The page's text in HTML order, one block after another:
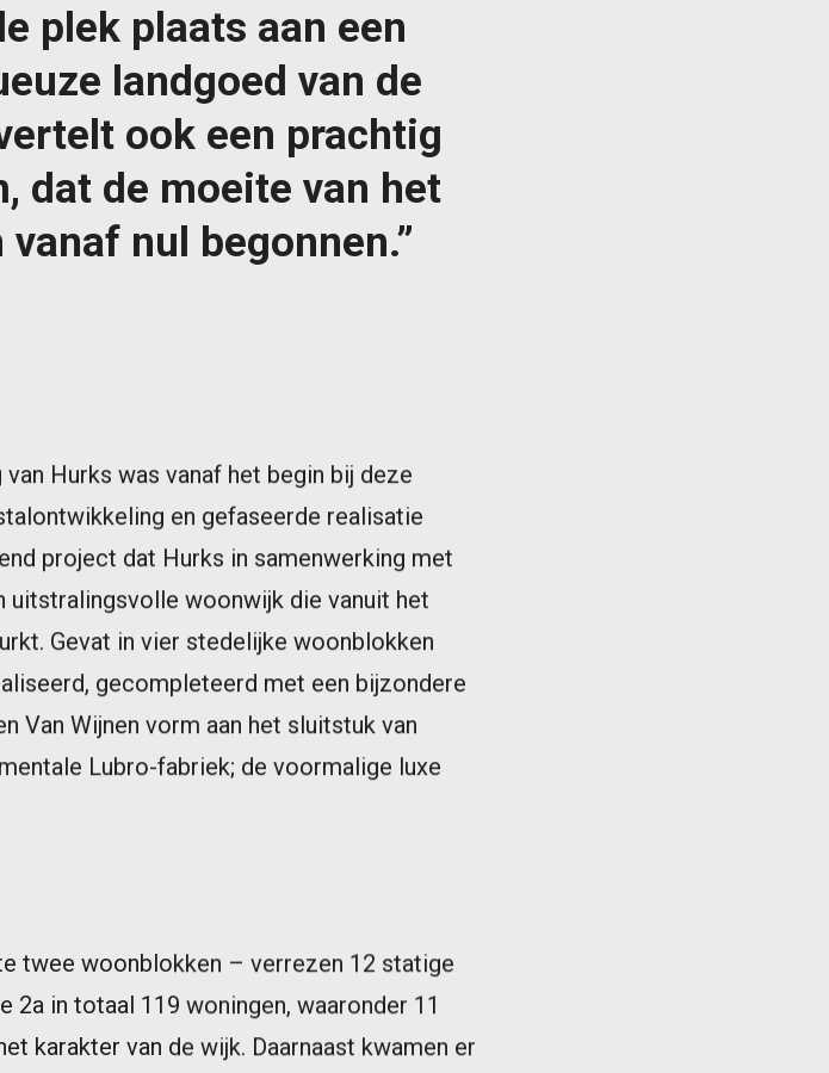
plek plaats aan een
landgoed van de
ook een prachtig
dat de moeite van het
nul begonnen.”
Hurks was vanaf het begin bij deze
en gefaseerde realisatie
project dat Hurks in samenwerking met
uitstralingsvolle woonwijk die vanuit het
Gevat in vier stedelijke woonblokken
gecompleteerd met een bijzondere
Van Wijnen vorm aan het sluitstuk van
Lubro-fabriek; de voormalige luxe
twee woonblokken – verrezen 12 statige
2a in totaal 119 woningen, waaronder 11
karakter van de wijk. Daarnaast kwamen er